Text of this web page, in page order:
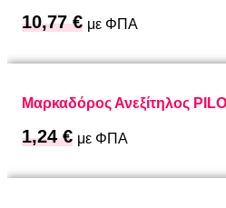
10,77€ με ΦΠΑ
Μαρκαδόρος Ανεξίτηλος
1,24€ με ΦΠΑ